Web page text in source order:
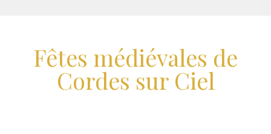
contenuFêtes médiévales de
Cordes sur Ciel